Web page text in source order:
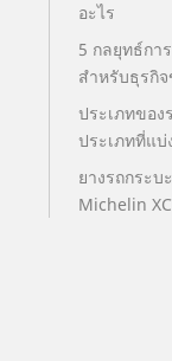
อะไร
5 กลยุทธ์กา
สำหรับธุรกิ
ประเภทของ
ประเภทที่แ
ยางรถกระ
Michelin